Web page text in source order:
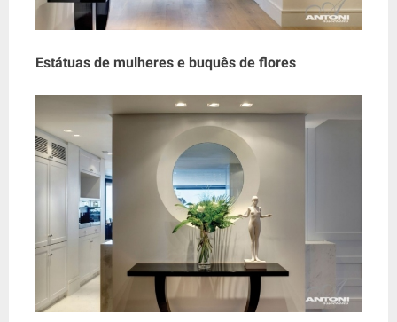
Estátuas de mulheres e buquês de flores